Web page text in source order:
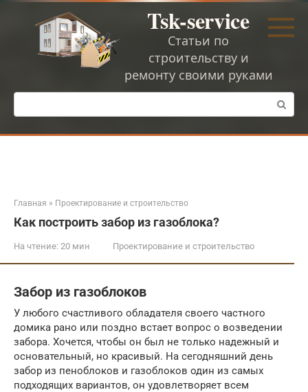
Перейти
Tsk-service
Статьи по
строительству и
ремонту своими руками
Поиск:
Главная » Проектирование и строительство
Как построить забор из газоблока?
На чтение: 20 мин Проектирование и строительство
Забор из газоблоков
У любого счастливого обладателя своего частного
домика рано или поздно встает вопрос о возведении
забора. Хочется, чтобы он был не только надежный и
основательный, но красивый. На сегодняшний день
забор из пеноблоков и газоблоков один из самых
подходящих вариантов, он удовлетворяет всем